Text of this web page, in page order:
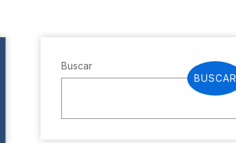
Buscar
BUSCAR